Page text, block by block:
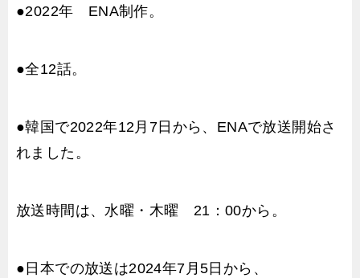
●2022年 ENA制作。
●全12話。
●韓国で2022年12月7日から、ENAで放送開始さ
れました。
放送時間は、水曜・木曜 21：00から。
●日本での放送は2024年7月5日から、